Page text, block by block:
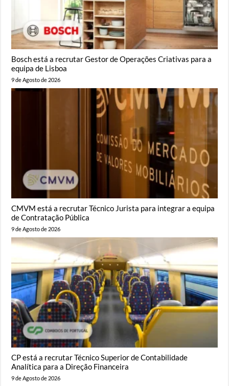
Bosch está a recrutar Gestor de Operações Criativas para a
equipa de Lisboa
9 de Agosto de 2026
CMVM está a recrutar Técnico Jurista para integrar a equipa
de Contratação Pública
9 de Agosto de 2026
CP está a recrutar Técnico Superior de Contabilidade
Analítica para a Direção Financeira
9 de Agosto de 2026